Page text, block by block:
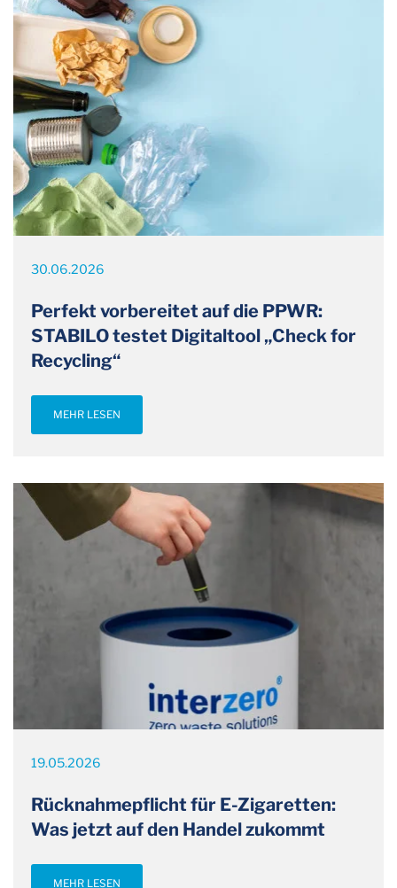
30.06.2026
Perfekt vorbereitet auf die PPWR:
STABILO testet Digitaltool „Check for
Recycling“
MEHR LESEN
19.05.2026
Rücknahmepflicht für E-Zigaretten:
Was jetzt auf den Handel zukommt
MEHR LESEN